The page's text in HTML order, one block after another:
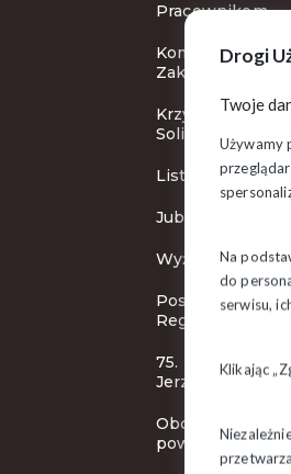
Drogi
Twoje
Używamy
Na
do
serwisu,
Klikając
Pracownikom
Komisja
Zakopanem
Krzyże
Solidarności
List do Ursuli
Jubileuszowa
Wyższa płaca
Posiedzenie
Regionu
75. rocznica
Jerzego
Obchody 42.
powstania NSZZ